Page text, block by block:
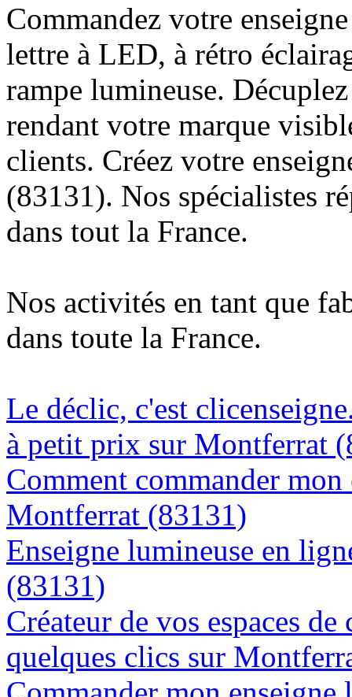
Commandez votre
lettre à LED, à rétro
rampe lumineuse.
rendant votre marque
clients. Créez votre
(83131). Nos spécialistes
dans tout la France.
Nos activités en tant que
dans toute la France.
Le déclic, c'est
à petit prix sur Montferrat
Comment commander
Montferrat (83131)
Enseigne lumineuse en
(83131)
Créateur de vos espaces
quelques clics sur